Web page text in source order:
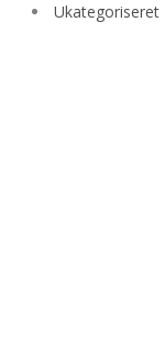
Ukategoriseret